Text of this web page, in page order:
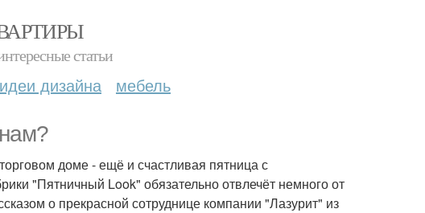
статьи
идеи дизайна мебель
доме - ещё и счастливая пятница с
"Пятничный Look" обязательно отвлечёт немного от
о прекрасной сотруднице компании "Лазурит" из